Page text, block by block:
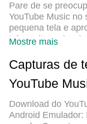
Pare de se
YouTube Music no
pequena tela e
tela muito maior. A
teclado e mouse.
recursos
instalação rápida e
móveis e
MEmu 9 é a
Mostre mais
Capturas de
YouTube
Download do
Android Emulador: